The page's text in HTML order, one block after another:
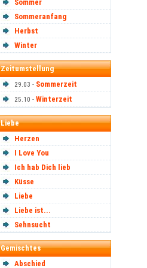
Sommer
Sommeranfang
Herbst
Winter
Zeitumstellung
29.03 - Sommerzeit
25.10 - Winterzeit
Liebe
Herzen
I Love You
Ich hab Dich lieb
Küsse
Liebe
Liebe ist...
Sehnsucht
Gemischtes
Abschied